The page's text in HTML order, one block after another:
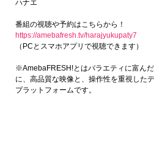
ハナエ
番組の視聴や予約はこちらから！
https://amebafresh.tv/harajyukupaty7
（PCとスマホアプリで視聴できます）
※AmebaFRESH!とはバラエティに富ん
に、高品質な映像と、操作性を重視した
プラットフォームです。